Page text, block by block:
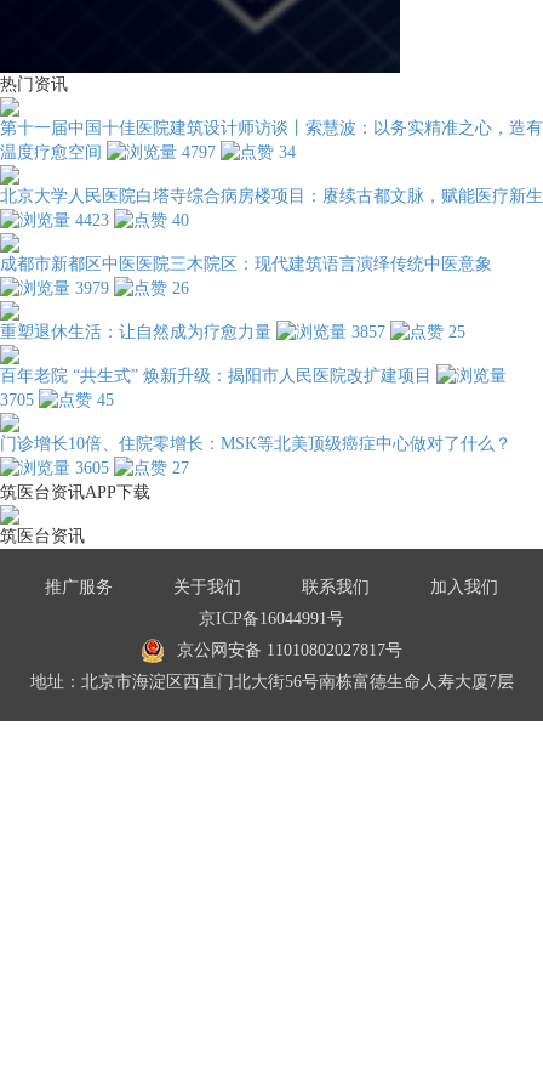
热门资讯
第十一届中国十佳医院建筑设计师访谈丨索慧波：以务实精准之心，造有
温度疗愈空间
4797 34
北京大学人民医院白塔寺综合病房楼项目：赓续古都文脉，赋能医疗新生
4423
40
成都市新都区中医医院三木院区：现代建筑语言演绎传统中医意象
3979
26
重塑退休生活：让自然成为疗愈力量 3857 25
百年老院 “共生式” 焕新升级：揭阳市人民医院改扩建项目
3705
45
门诊增长10倍、住院零增长：MSK等北美顶级癌症中心做对了什么？
3605
27
筑医台资讯APP下载
筑医台资讯
推广服务 关于我们 联系我们
加入我们
京ICP备16044991号
京公网安备 11010802027817号
地址：北京市海淀区西直门北大街56号南栋富德生命人寿大厦7层